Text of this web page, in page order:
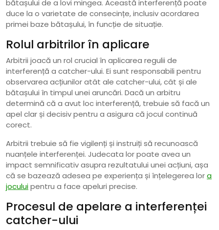
bătașului de a lovi mingea. Această interferență poate
duce la o varietate de consecințe, inclusiv acordarea
primei baze bătașului, în funcție de situație.
Rolul arbitrilor în aplicare
Arbitrii joacă un rol crucial în aplicarea regulii de
interferență a catcher-ului. Ei sunt responsabili pentru
observarea acțiunilor atât ale catcher-ului, cât și ale
bătașului în timpul unei aruncări. Dacă un arbitru
determină că a avut loc interferență, trebuie să facă un
apel clar și decisiv pentru a asigura că jocul continuă
corect.
Arbitrii trebuie să fie vigilenți și instruiți să recunoască
nuanțele interferenței. Judecata lor poate avea un
impact semnificativ asupra rezultatului unei acțiuni, așa
că se bazează adesea pe experiența și înțelegerea lora
joculuipentru a face apeluri precise.
Procesul de apelare a interferenței
catcher-ului